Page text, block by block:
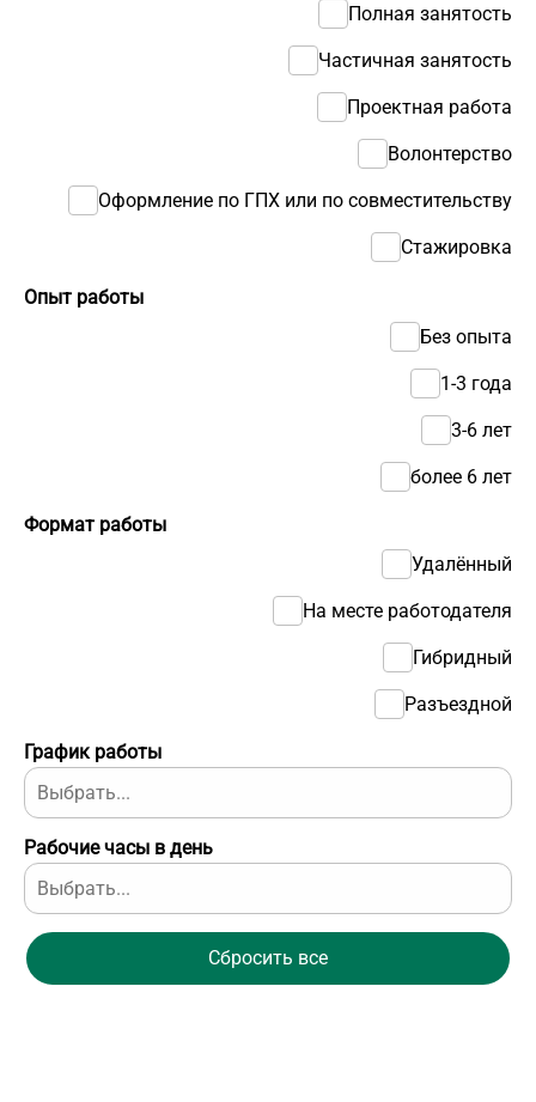
Полная занятость
Частичная занятость
Проектная работа
Волонтерство
Оформление по ГПХ или по совместительству
Стажировка
Опыт работы
Без опыта
1-3 года
3-6 лет
более 6 лет
График работы
Рабочие часы в день
Формат работы
Удалённый
На месте работодателя
Гибридный
Разъездной
Сбросить все